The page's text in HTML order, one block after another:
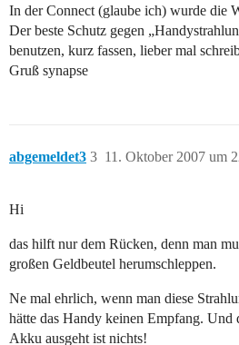
In der Connect (glaube ich) wurde die
Der beste Schutz gegen
benutzen, kurz fassen, lieber mal
Gruß synapse
abgemeldet3 11. Oktober 2007 um
3
Hi
das hilft nur dem Rücken, denn man
großen Geldbeutel herumschleppen.
Ne mal ehrlich, wenn man diese
hätte das Handy keinen Empfang. Und
Akku ausgeht ist nichts!